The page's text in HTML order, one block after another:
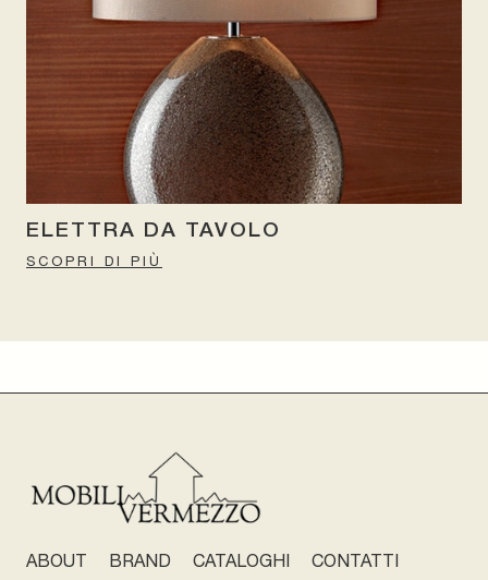
ELETTRA DA TAVOLO
SCOPRI DI PIÙ
ABOUT BRAND CATALOGHI CONTATTI